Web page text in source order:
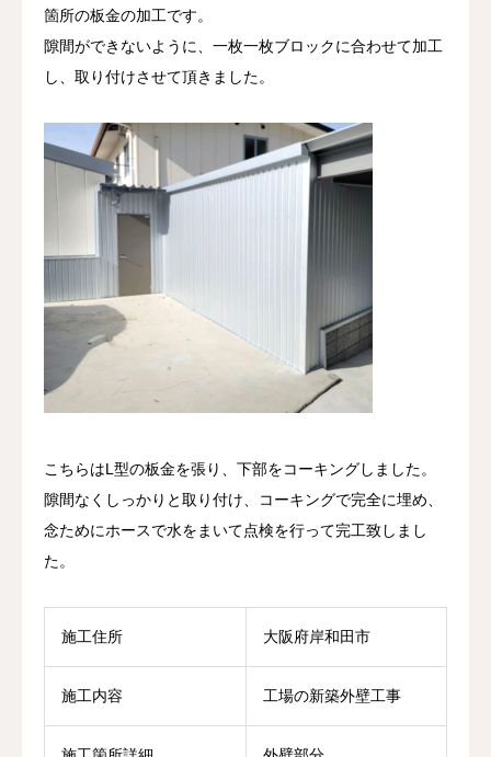
箇所の板金の加工です。
隙間ができないように、一枚一枚ブロックに合わせて加工
し、取り付けさせて頂きました。
こちらはL型の板金を張り、下部をコーキングしました。
隙間なくしっかりと取り付け、コーキングで完全に埋め、
念ためにホースで水をまいて点検を行って完工致しまし
た。
施工住所 大阪府岸和田市
施工内容 工場の新築外壁工事